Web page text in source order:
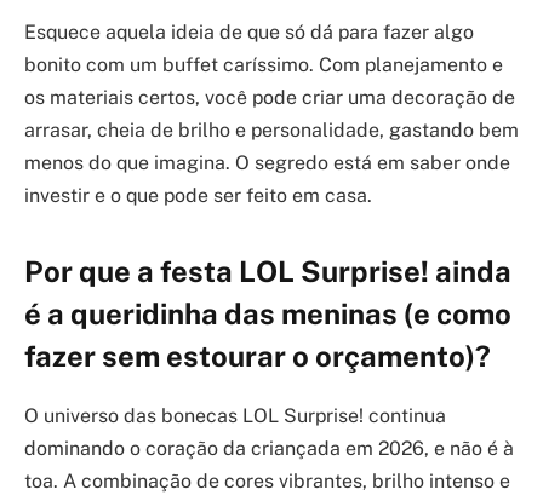
Esquece aquela ideia de que só dá para fazer algo
bonito com um buffet caríssimo. Com planejamento e
os materiais certos, você pode criar uma decoração de
arrasar, cheia de brilho e personalidade, gastando bem
menos do que imagina. O segredo está em saber onde
investir e o que pode ser feito em casa.
Por que a festa LOL Surprise! ainda
é a queridinha das meninas (e como
fazer sem estourar o orçamento)?
O universo das bonecas LOL Surprise! continua
dominando o coração da criançada em 2026, e não é à
toa. A combinação de cores vibrantes, brilho intenso e